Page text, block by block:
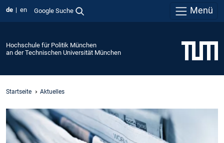
de en Google Suche Menü
Hochschule für Politik München
an der Technischen Universität München
Startseite Aktuelles